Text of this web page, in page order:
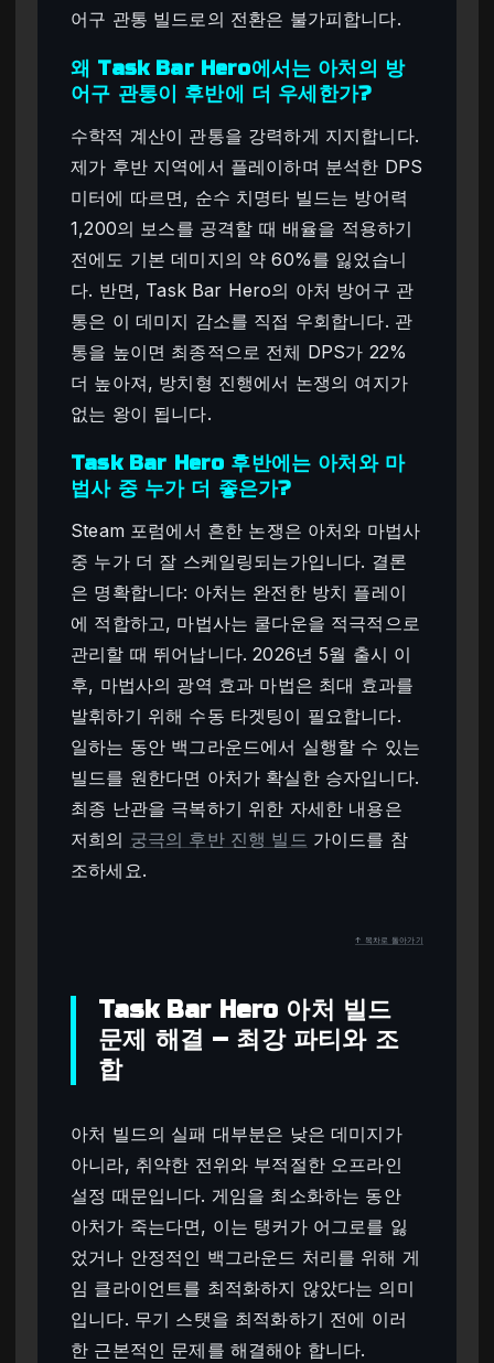
어구 관통 빌드로의 전환은 불가피합니다.
왜 Task Bar Hero에서는 아처의 방
어구 관통이 후반에 더 우세한가?
수학적 계산이 관통을 강력하게 지지합니다.
제가 후반 지역에서 플레이하며 분석한 DPS
미터에 따르면, 순수 치명타 빌드는 방어력
1,200의 보스를 공격할 때 배율을 적용하기
전에도 기본 데미지의 약 60%를 잃었습니
다. 반면, Task Bar Hero의 아처 방어구 관
통은 이 데미지 감소를 직접 우회합니다. 관
통을 높이면 최종적으로 전체 DPS가 22%
더 높아져, 방치형 진행에서 논쟁의 여지가
없는 왕이 됩니다.
Task Bar Hero 후반에는 아처와 마
법사 중 누가 더 좋은가?
Steam 포럼에서 흔한 논쟁은 아처와 마법사
중 누가 더 잘 스케일링되는가입니다. 결론
은 명확합니다: 아처는 완전한 방치 플레이
에 적합하고, 마법사는 쿨다운을 적극적으로
관리할 때 뛰어납니다. 2026년 5월 출시 이
후, 마법사의 광역 효과 마법은 최대 효과를
발휘하기 위해 수동 타겟팅이 필요합니다.
일하는 동안 백그라운드에서 실행할 수 있는
빌드를 원한다면 아처가 확실한 승자입니다.
최종 난관을 극복하기 위한 자세한 내용은
저희의 궁극의 후반 진행 빌드 가이드를 참
조하세요.
↑ 목차로 돌아가기
Task Bar Hero 아처 빌드
문제 해결 – 최강 파티와 조
합
아처 빌드의 실패 대부분은 낮은 데미지가
아니라, 취약한 전위와 부적절한 오프라인
설정 때문입니다. 게임을 최소화하는 동안
아처가 죽는다면, 이는 탱커가 어그로를 잃
었거나 안정적인 백그라운드 처리를 위해 게
임 클라이언트를 최적화하지 않았다는 의미
입니다. 무기 스탯을 최적화하기 전에 이러
한 근본적인 문제를 해결해야 합니다.